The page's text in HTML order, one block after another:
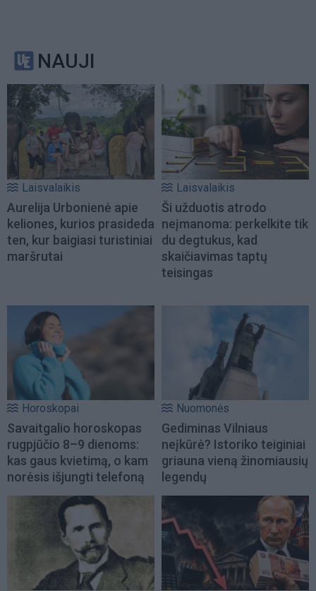
NAUJI
Laisvalaikis
Aurelija Urbonienė apie
keliones, kurios prasideda
ten, kur baigiasi turistiniai
maršrutai
Laisvalaikis
Ši užduotis atrodo
neįmanoma: perkelkite tik
du degtukus, kad
skaičiavimas taptų
teisingas
Horoskopai
Savaitgalio horoskopas
rugpjūčio 8–9 dienoms:
kas gaus kvietimą, o kam
norėsis išjungti telefoną
Nuomonės
Gediminas Vilniaus
neįkūrė? Istoriko teiginiai
griauna vieną žinomiausių
legendų